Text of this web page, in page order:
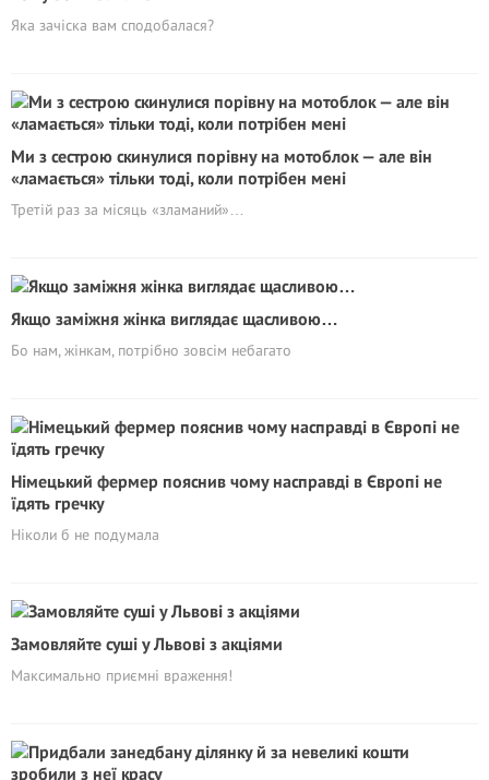
Яка зачіска вам сподобалася?
Ми з сестрою скинулися порівну на мотоблок — але він
«ламається» тільки тоді, коли потрібен мені
Третій раз за місяць «зламаний»…
Якщо заміжня жінка виглядає щасливою…
Бо нам, жінкам, потрібно зовсім небагато
Німецький фермер пояснив чому насправді в Європі не
їдять гречку
Ніколи б не подумала
Замовляйте суші у Львові з акціями
Максимально приємні враження!